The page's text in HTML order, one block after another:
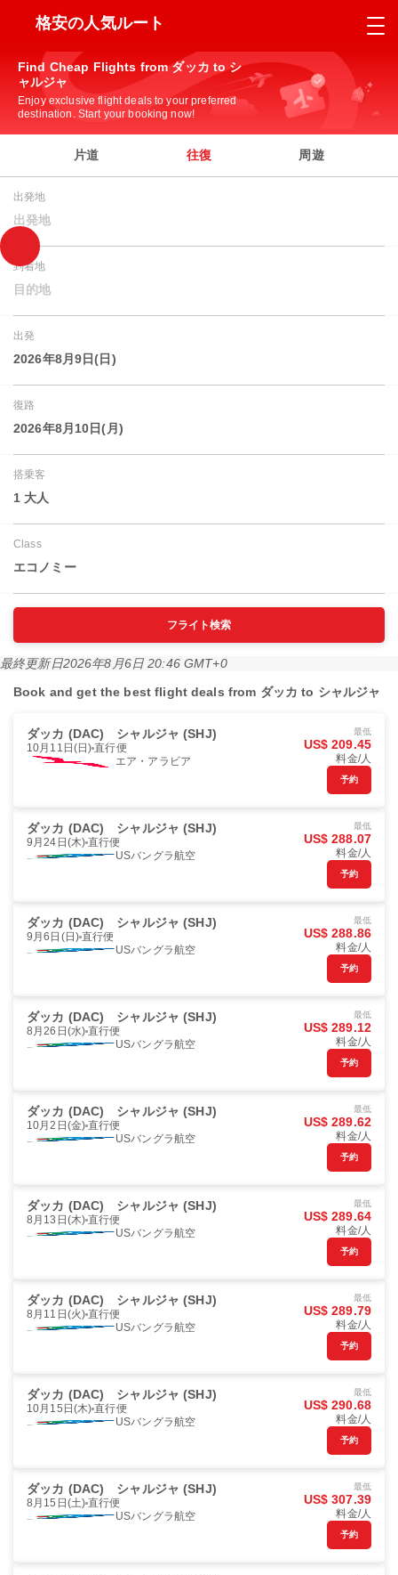
格安の人気ルート
Find Cheap Flights from ダッカ to シ
ャルジャ
Enjoy exclusive flight deals to your preferred
destination. Start your booking now!
片道 往復 周遊
出発地
出発地
到着地
目的地
出発
2026年8月9日(日)
復路
2026年8月10日(月)
搭乗客
1 大人
Class
エコノミー
フライト検索
最終更新日2026年8月6日 20:46 GMT+0
Book and get the best flight deals from ダッカ to シャルジャ
ダッカ (DAC) シャルジャ (SHJ)
10月11日(日) 直行便
エア・アラビア
最低
US$ 209.45
料金/人
予約
ダッカ (DAC) シャルジャ (SHJ)
9月24日(木) 直行便
USバングラ航空
最低
US$ 288.07
料金/人
予約
ダッカ (DAC) シャルジャ (SHJ)
9月6日(日) 直行便
USバングラ航空
最低
US$ 288.86
料金/人
予約
ダッカ (DAC) シャルジャ (SHJ)
8月26日(水) 直行便
USバングラ航空
最低
US$ 289.12
料金/人
予約
ダッカ (DAC) シャルジャ (SHJ)
10月2日(金) 直行便
USバングラ航空
最低
US$ 289.62
料金/人
予約
ダッカ (DAC) シャルジャ (SHJ)
8月13日(木) 直行便
USバングラ航空
最低
US$ 289.64
料金/人
予約
ダッカ (DAC) シャルジャ (SHJ)
8月11日(火) 直行便
USバングラ航空
最低
US$ 289.79
料金/人
予約
ダッカ (DAC) シャルジャ (SHJ)
10月15日(木) 直行便
USバングラ航空
最低
US$ 290.68
料金/人
予約
ダッカ (DAC) シャルジャ (SHJ)
8月15日(土) 直行便
USバングラ航空
最低
US$ 307.39
料金/人
予約